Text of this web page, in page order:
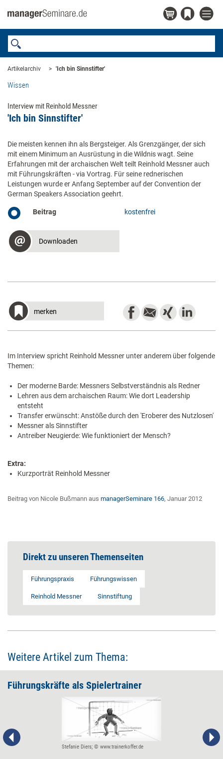
Artikelarchiv 'Ich bin Sinnstifter'
Wissen
Interview mit Reinhold Messner
'Ich bin Sinnstifter'
Die meisten kennen ihn als Bergsteiger. Als Grenzgänger, der sich
mit einem Minimum an Ausrüstung in die Wildnis wagt. Seine
Erfahrungen mit der archaischen Welt teilt Reinhold Messner auch
mit Führungskräften - via Vortrag. Für seine rednerischen
Leistungen wurde er Anfang September auf der Convention der
German Speakers Association geehrt.
Beitrag kostenfrei
Downloaden
merken
Im Interview spricht Reinhold Messner unter anderem über folgende
Themen:
Der moderne Barde: Messners Selbstverständnis als Redner
Lehren aus dem archaischen Raum: Wie dort Leadership
entsteht
Transfer erwünscht: Anstöße durch den 'Eroberer des Nutzlosen'
Messner als Sinnstifter
Antreiber Neugierde: Wie funktioniert der Mensch?
Extra:
Kurzporträt Reinhold Messner
Beitrag von Nicole Bußmann aus managerSeminare 166, Januar 2012
Direkt zu unseren Themenseiten
Führungspraxis Führungswissen
Reinhold Messner Sinnstiftung
Weitere Artikel zum Thema:
Führungskräfte als Spielertrainer
Stefanie Diers; © www.trainerkoffer.de